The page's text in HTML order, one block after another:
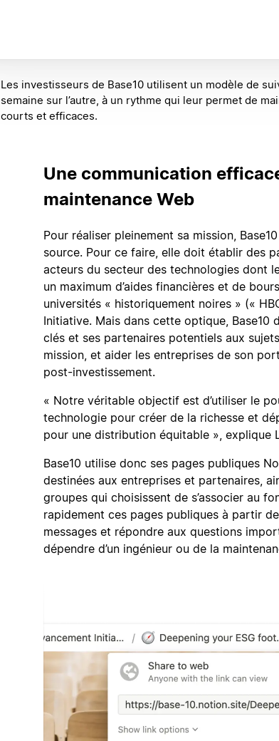
Les investisseurs de Base10 utilisent un modèle de
semaine sur l’autre, à un rythme qui leur permet de
courts et efficaces.
Une communication
maintenance Web
Pour réaliser pleinement sa mission,
source. Pour ce faire, elle doit établir des
acteurs du secteur des technologies dont
un maximum d’aides financières et de
universités « historiquement noires » («
Initiative. Mais dans cette optique, Base10
clés et ses partenaires potentiels aux
mission, et aider les entreprises de son
post-investissement.
« Notre véritable objectif est d’utiliser le
technologie pour créer de la richesse et
pour une distribution équitable », explique
Base10 utilise donc ses pages publiques
destinées aux entreprises et partenaires,
groupes qui choisissent de s’associer au
rapidement ces pages publiques à partir
messages et répondre aux questions
dépendre d’un ingénieur ou de la